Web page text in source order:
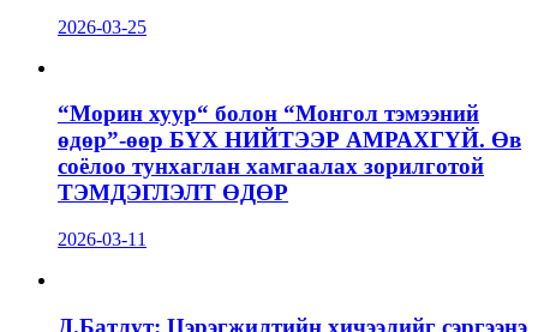
2026-03-25
“Морин хуур“ болон “Монгол тэмээний
өдөр”-өөр БҮХ НИЙТЭЭР АМРАХГҮЙ. Өв
соёлоо тунхаглан хамгаалах зорилготой
ТЭМДЭГЛЭЛТ ӨДӨР
2026-03-11
Д.Батлут: Цэрэгжилтийн хичээлийг сэргээнэ